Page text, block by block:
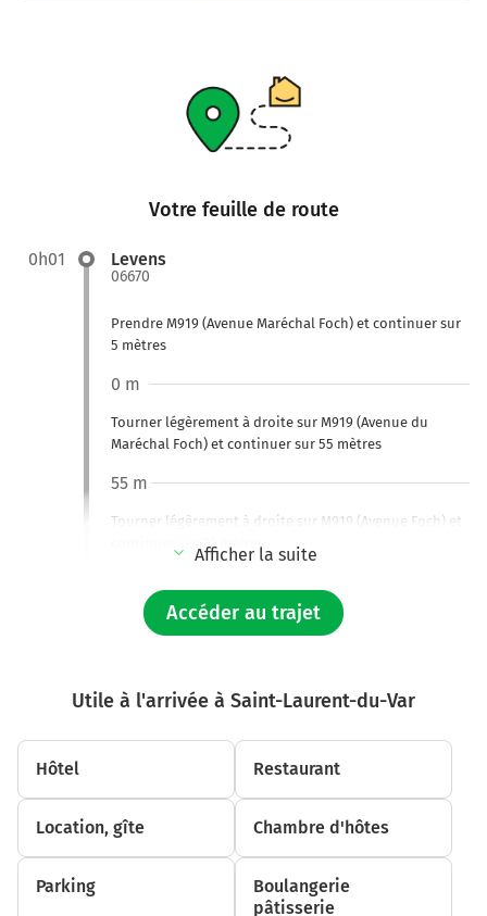
Votre feuille de route
0h01 Levens
06670
Prendre M919 (Avenue Maréchal Foch) et continuer sur
5 mètres
Tourner légèrement à droite sur M919 (Avenue du
Maréchal Foch) et continuer sur 55 mètres
0 m
Tourner légèrement à droite sur M919 (Avenue Foch) et
continuer sur 70 mètres
55 m
Tourner légèrement à droite sur M19 (Avenue Félix
continuer sur 140 mètres
Tourner légèrement à gauche sur M819 (Avenue Charles
David) et continuer sur 350 mètres
Afficher la suite
Accéder au trajet
Utile à l'arrivée à Saint-Laurent-du-Var
Hôtel Restaurant
Location, gîte Chambre d'hôtes
Parking
Boulangerie
pâtisserie